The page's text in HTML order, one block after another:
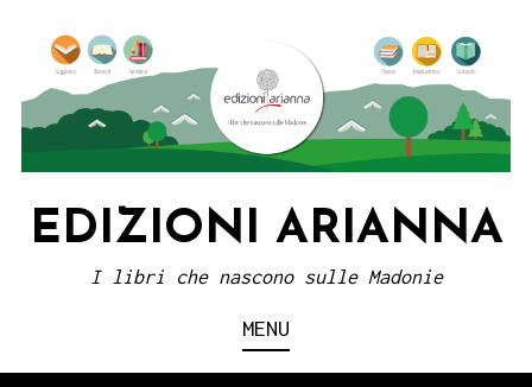
content
EDIZIONI ARIANNA
I libri che nascono sulle Madonie
MENU